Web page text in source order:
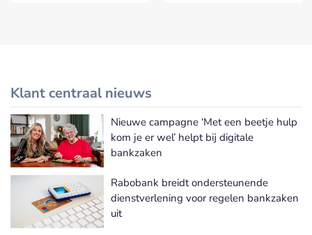
Klant centraal nieuws
Meer Klant centraal nieuws
Nieuwe campagne ‘Met een beetje hulp
kom je er wel’ helpt bij digitale
bankzaken
Rabobank breidt ondersteunende
dienstverlening voor regelen bankzaken
uit